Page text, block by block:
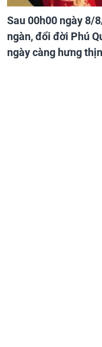
Sau 00h00 ngày 8/
ngàn, đổi đời Phú
ngày càng hưng